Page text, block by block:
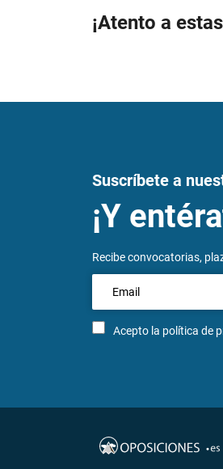
¡Atento a
Suscríbete a
¡Y
Recibe convocatorias,
Acepto la política de